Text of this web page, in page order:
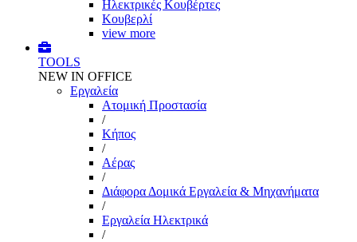
Ηλεκτρικές Κουβέρτες
Κουβερλί
view more
TOOLS
NEW IN OFFICE
Εργαλεία
Aτομική Προστασία
/
Kήπος
/
Αέρας
/
Διάφορα Δομικά Εργαλεία & Μηχανήματα
/
Εργαλεία Ηλεκτρικά
/